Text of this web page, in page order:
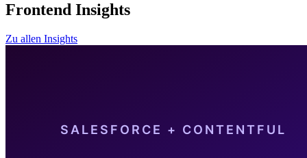
Frontend Insights
Zu allen Insights